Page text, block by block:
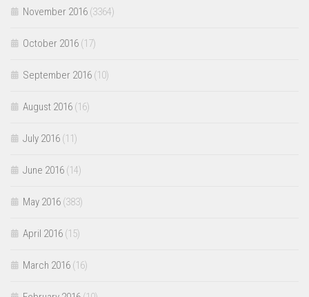
November 2016 (3364)
October 2016 (17)
September 2016 (10)
August 2016 (16)
July 2016 (11)
June 2016 (14)
May 2016 (383)
April 2016 (15)
March 2016 (16)